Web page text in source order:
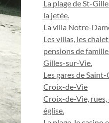
La plage de St-
la jetée.
La villa Notre-
Les villas, les
pensions de
Gilles-sur-Vie.
Les gares de
Croix-de-Vie
Croix-de-Vie, rues,
église.